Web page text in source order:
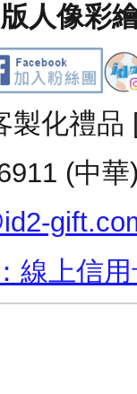
人像彩
製化禮
(中
線上信